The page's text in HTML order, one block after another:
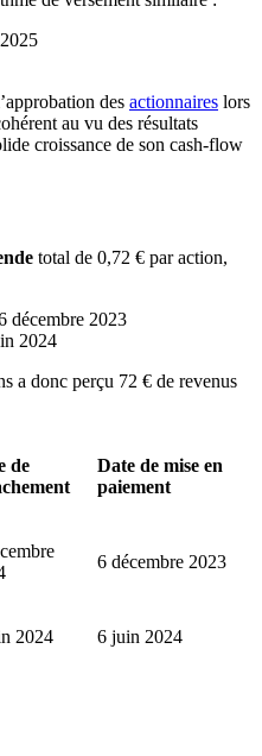
des actionnaires lors
au vu des résultats
croissance de son cash-flow
total de 0,72 € par action,
décembre 2023
2024
a donc perçu 72 € de revenus
de
Date de mise en
paiement
6 décembre 2023
2024 6 juin 2024